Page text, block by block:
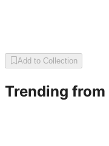
Add to Collection
Trending from